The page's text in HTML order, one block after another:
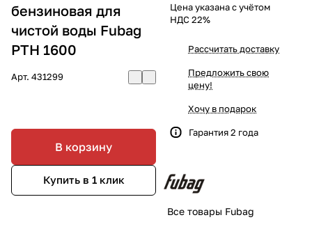
бензиновая для
чистой воды Fubag
PTH 1600
Арт. 431299
В корзину
Купить в 1 клик
Цена указана с учётом
НДС 22%
Рассчитать доставку
Предложить свою
цену!
Хочу в подарок
Гарантия 2 года
Все товары Fubag